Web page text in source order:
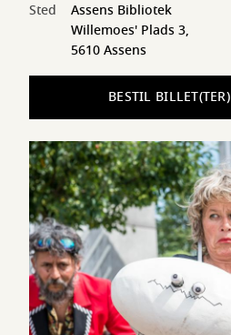
Sted
Assens Bibliotek
Willemoes' Plads 3,
5610 Assens
BESTIL BILLET(TER)